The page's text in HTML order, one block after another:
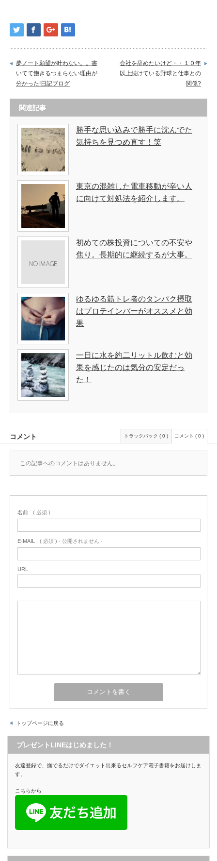
夢ノート願望が叶わない。。書
いてて飽きるつまらない理由が
分かった!日記ブログ
会社を辞めたいけど・・１０年
以上続けている野球と仕事との
関係?
関連記事
勝手な思い込みで勝手に沈んでた
気持ちを見つめ直す！笑
東京の混雑した電車移動が辛い人
に向けて対処法を紹介します。
初めての株投資についての不安や
焦り。長期的に継続するが大事。
ゆるゆる筋トレ者のタンパク摂取
はプロテインバーがオススメと効
果
一日に水を約二リットル飲むと効
果を感じたのは気分の安定だっ
た！
コメント トラックバック ( 0 ) コメント ( 0 )
この記事へのコメントはありません。
名前 ( 必須 )
E-MAIL ( 必須 ) - 公開されません -
URL
トップページに戻る
プレゼントLINEはじめました！
友達登録で、撫でるだけでダイエット出来るセルフケア電子書籍をお届けしま
す。
こちらから